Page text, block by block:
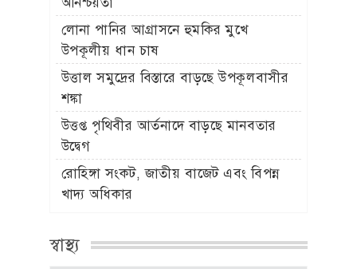
লোনা পানির আগ্রাসনে হুমকির মুখে
উপকূলীয় ধান চাষ
উত্তাল সমুদ্রের বিস্তারে বাড়ছে উপকূলবাসীর
শঙ্কা
উত্তপ্ত পৃথিবীর আর্তনাদে বাড়ছে মানবতার
উদ্বেগ
রোহিঙ্গা সংকট, জাতীয় বাজেট এবং বিপন্ন
খাদ্য অধিকার
স্বাস্থ্য